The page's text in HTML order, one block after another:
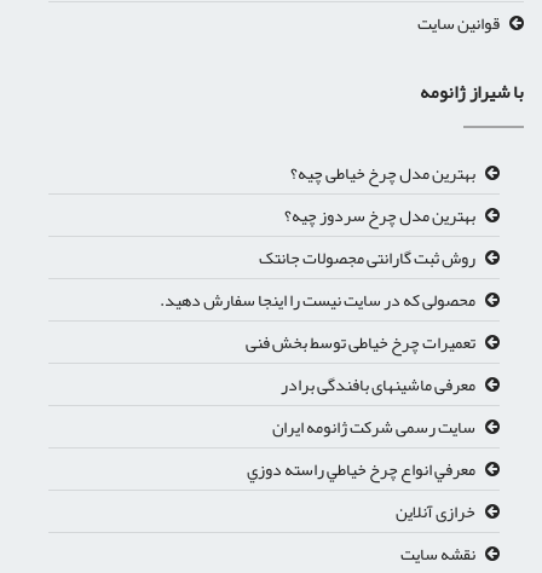
قوانین سایت
با شیراز ژانومه
بهترین مدل چرخ خیاطی چیه؟
بهترین مدل چرخ سردوز چیه؟
روش ثبت گارانتی مجصولات جانتک
محصولی که در سایت نیست را اینجا سفارش دهید.
تعمیرات چرخ خیاطی توسط بخش فنی
معرفی ماشینهای بافندگی برادر
سایت رسمی شرکت ژانومه ایران
معرفي انواع چرخ خياطي راسته دوزي
خرازی آنلاین
نقشه سایت